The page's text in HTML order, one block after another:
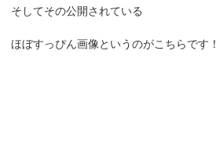
そしてその公開されている
ほぼすっぴん画像というのがこちらです！